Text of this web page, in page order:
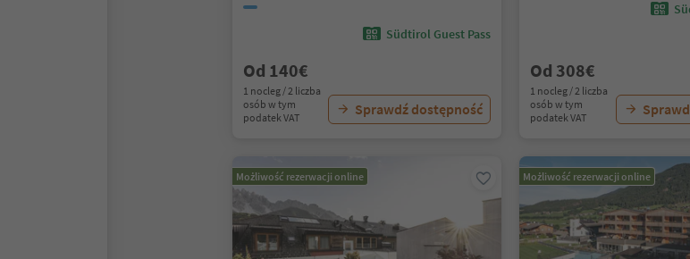
Südtirol Guest Pass
Od 140€
1 nocleg / 2 liczba
osób w tym
podatek VAT
Sprawdź dostępność
Od 308€
1 nocleg / 2 liczba
osób w tym
podatek VAT
Możliwość rezerwacji online Możliwość rezerwacji online